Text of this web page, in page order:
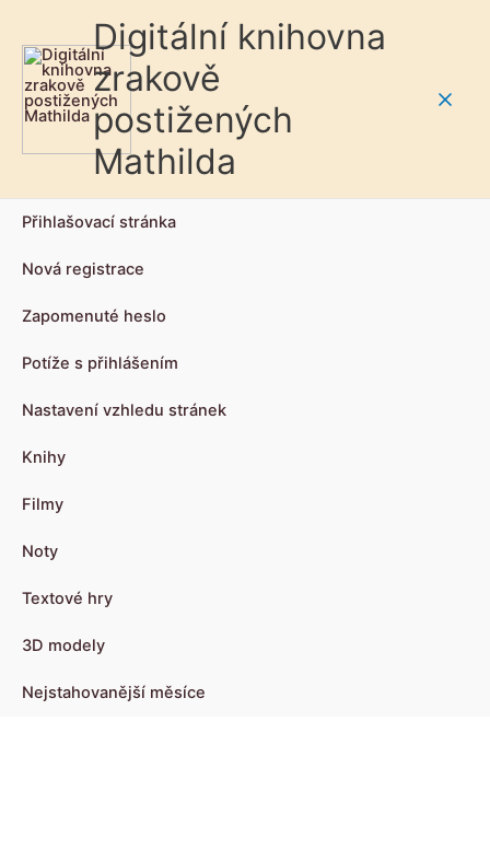
Digitální knihovna
zrakově
postižených
Mathilda
Přihlašovací stránka
Nová registrace
Zapomenuté heslo
Potíže s přihlášením
Nastavení vzhledu stránek
Knihy
Filmy
Noty
Textové hry
3D modely
Nejstahovanější měsíce